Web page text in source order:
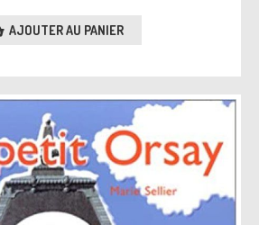
AJOUTER AU PANIER